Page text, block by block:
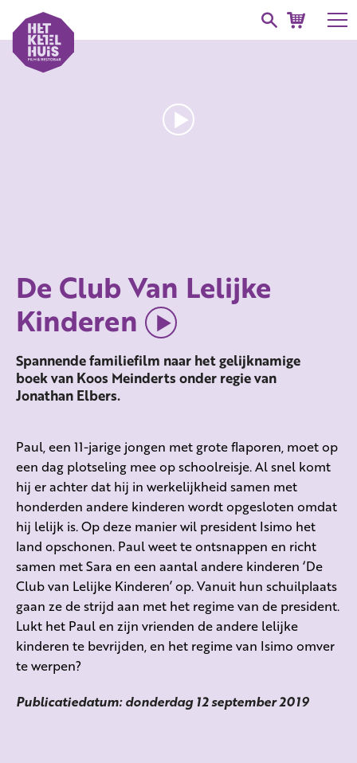
De Club Van Lelijke
Kinderen
Spannende familiefilm naar het gelijknamige
boek van Koos Meinderts onder regie van
Jonathan Elbers.
Paul, een 11-jarige jongen met grote flaporen, moet op
een dag plotseling mee op schoolreisje. Al snel komt
hij er achter dat hij in werkelijkheid samen met
honderden andere kinderen wordt opgesloten omdat
hij lelijk is. Op deze manier wil president Isimo het
land opschonen. Paul weet te ontsnappen en richt
samen met Sara en een aantal andere kinderen ‘De
Club van Lelijke Kinderen’ op. Vanuit hun schuilplaats
gaan ze de strijd aan met het regime van de president.
Lukt het Paul en zijn vrienden de andere lelijke
kinderen te bevrijden, en het regime van Isimo omver
te werpen?
Publicatiedatum: donderdag 12 september 2019